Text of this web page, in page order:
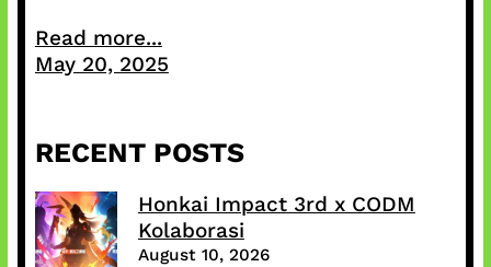
Read more...
May 20, 2025
RECENT POSTS
Honkai Impact 3rd x CODM
Kolaborasi
August 10, 2026